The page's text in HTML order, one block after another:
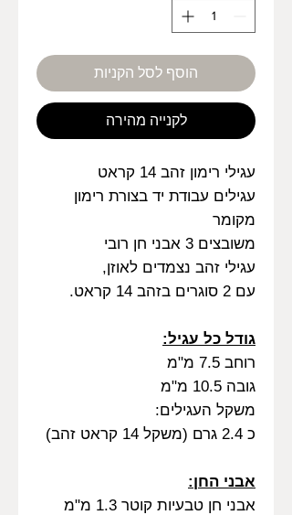
הוסף לסל הקניות
לקנייה מהירה
עגילי רימון זהב 14 קראט
עגילים עבודת יד בצורת רימון
מקומר
משובצים 3 אבני חן רובי
עגילי זהב נצמדים לאוזן,
עם 2 סוגרים בזהב 14 קראט.
גודל כל עגיל:
רוחב 7.5 מ"מ
גובה 10.5 מ"מ
משקל העגילים:
כ 2.4 גרם (משקל 14 קראט זהב)
אבני החן:
אבני חן טבעיות קוטר 1.3 מ"מ